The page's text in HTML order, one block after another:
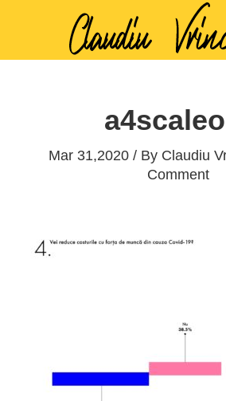
Mar 31,2020 / By Claudiu
Comment